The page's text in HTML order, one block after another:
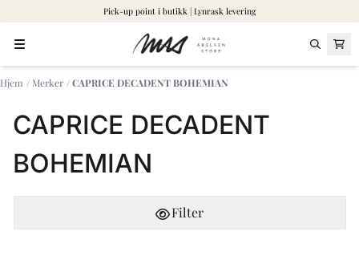
Pick-up point i butikk | Lynrask levering
Hjem / Merker /CAPRICE DECADENT BOHEMIAN
CAPRICE DECADENT
BOHEMIAN
Filter